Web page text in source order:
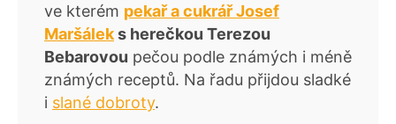
ve kterém pekař a cukrář Josef
Maršáleks herečkou Terezou
Bebarovou pečou podle známých i méně
známých receptů. Na řadu přijdou sladké
i slané dobroty.